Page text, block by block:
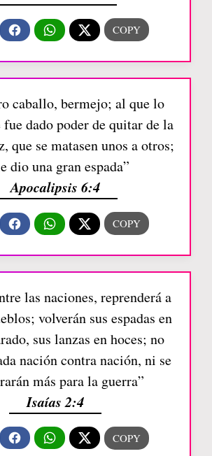
caballo, bermejo; al que lo
dado poder de quitar de la
que se matasen unos a otros;
dio una gran espada”
Apocalipsis 6:4
las naciones, reprenderá a
volverán sus espadas en
sus lanzas en hoces; no
nación contra nación, ni se
más para la guerra”
Isaías 2:4